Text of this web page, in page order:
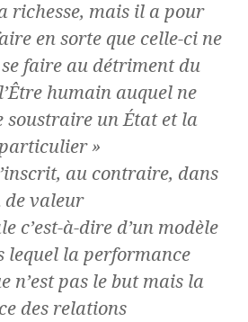
richesse, mais il a pour
en sorte que celle-ci ne
faire au détriment du
humain auquel ne
soustraire un État et la
»
au contraire, dans
valeur
c’est-à-dire d’un modèle
lequel la performance
n’est pas le but mais la
des relations